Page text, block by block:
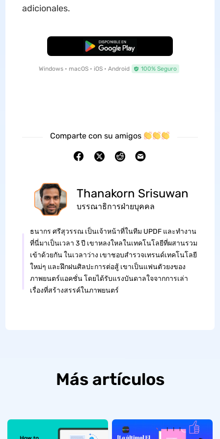
adicionales.
Descarga Gratuita
Windows • macOS • iOS • Android 100% Seguro
Comparte con su amigos
Thanakorn Srisuwan
บรรณาธิการฝ่ายบุคคล
ธนากร ศรีสุวรรณ เป็นเจ้าหน้าที่ในทีม UPDF และทำงาน
ที่นี่มาเป็นเวลา 3 ปี เขาหลงใหลในเทคโนโลยีที่ผสานรวม
เข้าด้วยกัน ในเวลาว่าง เขาชอบสำรวจเทรนด์เทคโนโลยี
ใหม่ๆ และฝึกฝนศิลปะการต่อสู้ เขาเป็นแฟนตัวยงของ
ภาพยนตร์แอคชั่น โดยได้รับแรงบันดาลใจจากการเล่า
เรื่องที่สร้างสรรค์ในภาพยนตร์
Más artículos